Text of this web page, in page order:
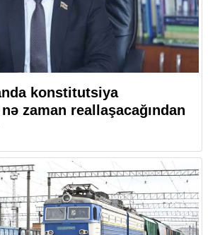
konstitutsiya
zaman reallaşacağından